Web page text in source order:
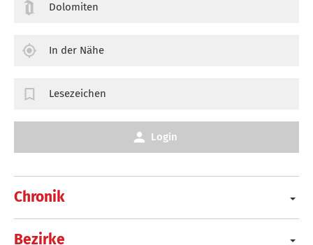
Chronik
Bezirke
Dolomiten
In der Nähe
Lesezeichen
Login